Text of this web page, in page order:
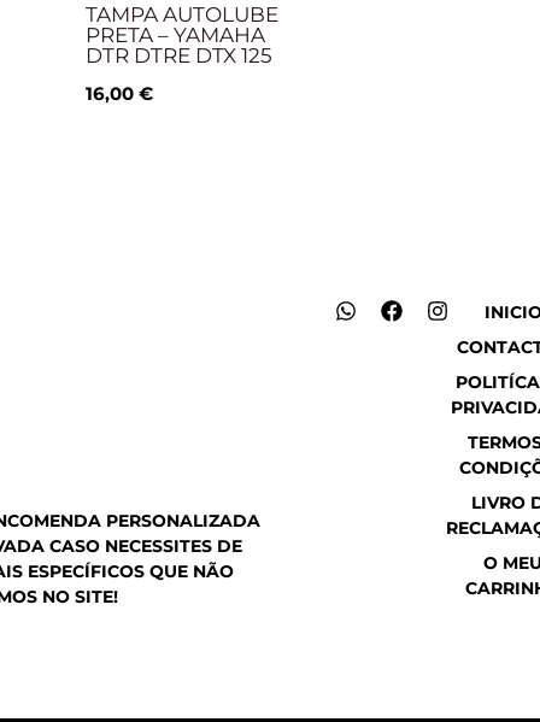
TAMPA AUTOLUBE
PRETA – YAMAHA
DTR DTRE DTX 125
16,00 €
PERSONALIZADA
CASO NECESSITES DE
ESPECÍFICOS QUE NÃO
NO SITE!
LIVRO
O
W
F
I